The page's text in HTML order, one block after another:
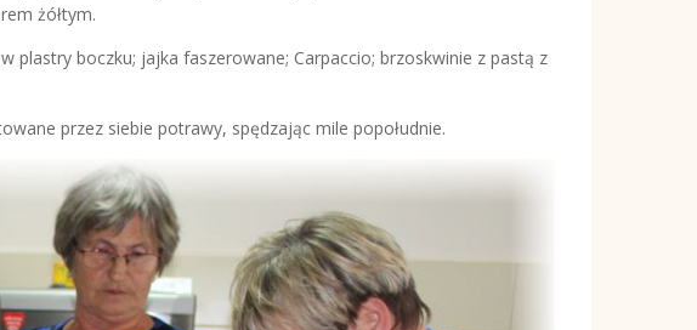
żółtym.
plastry boczku; jajka faszerowane; Carpaccio; brzoskwinie z pastą z
przez siebie potrawy, spędzając mile popołudnie.